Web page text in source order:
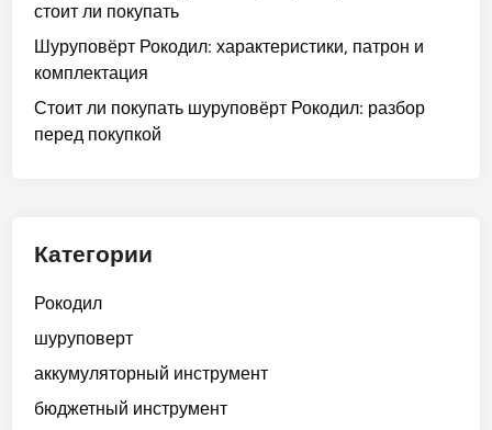
стоит ли покупать
Шуруповёрт Рокодил: характеристики, патрон и
комплектация
Стоит ли покупать шуруповёрт Рокодил: разбор
перед покупкой
Категории
Рокодил
шуруповерт
аккумуляторный инструмент
бюджетный инструмент